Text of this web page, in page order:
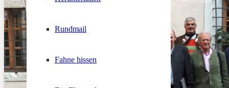
Rundmail
Fahne hissen